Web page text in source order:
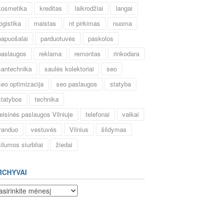
kreditas laikrodžiai
langai
maistas nt pirkimas
nuoma
parduotuvės
paskolos
reklama remontas
rinkodara
saulės kolektoriai
seo
optimizacija
seo paslaugos
statyba
technika
paslaugos Vilniuje
telefonai
vaikai
vestuvės Vilnius
šildymas
siurbliai
žiedai